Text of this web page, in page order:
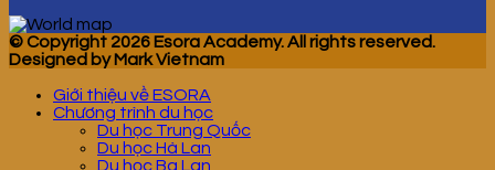
© Copyright 2026 Esora Academy. All rights reserved.
Designed by Mark Vietnam
Giới thiệu về ESORA
Chương trình du học
Du học Trung Quốc
Du học Hà Lan
Du học Ba Lan